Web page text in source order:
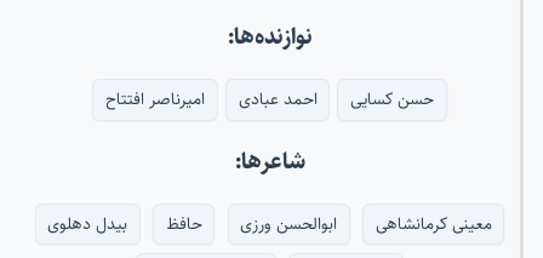
نوازنده‌ها:
حسن کسایی احمد عبادی امیرناصر افتتاح
شاعرها:
معینی کرمانشاهی ابوالحسن ورزی حافظ
بیدل دهلوی